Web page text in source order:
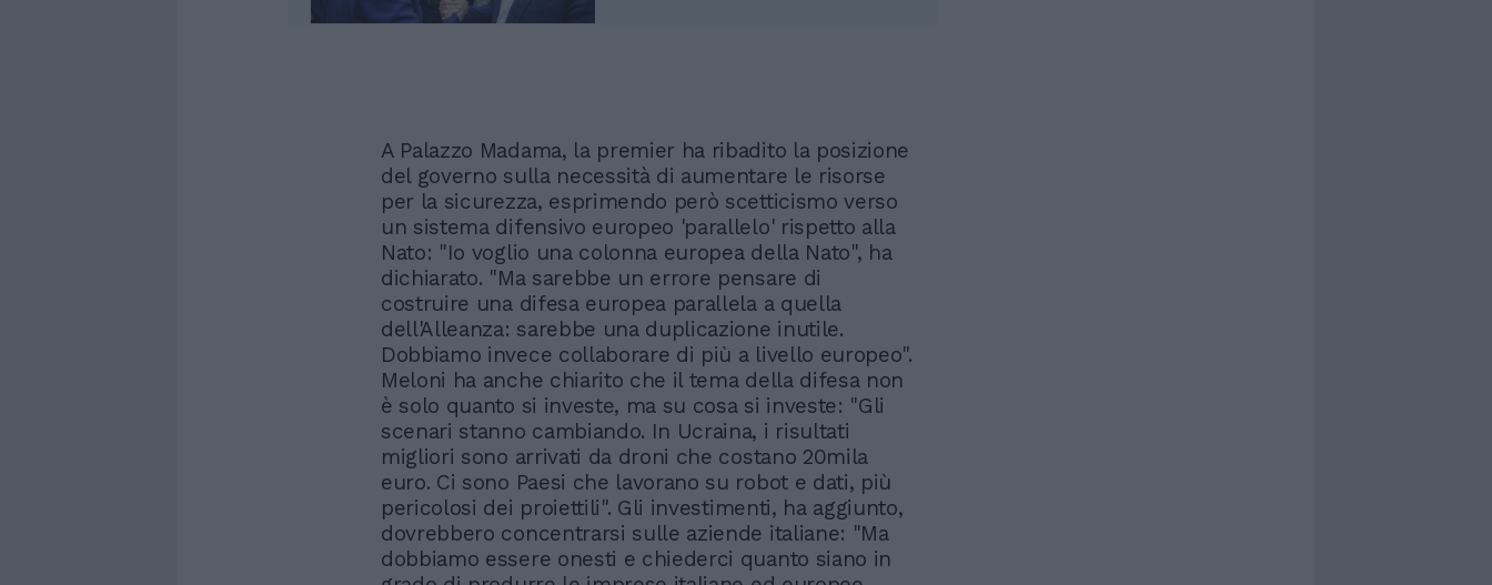
A Palazzo Madama, la premier ha ribadito la posizione
del governo sulla necessità di aumentare le risorse
per la sicurezza, esprimendo però scetticismo verso
un sistema difensivo europeo 'parallelo' rispetto alla
Nato: "Io voglio una colonna europea della Nato", ha
dichiarato. "Ma sarebbe un errore pensare di
costruire una difesa europea parallela a quella
dell'Alleanza: sarebbe una duplicazione inutile.
Dobbiamo invece collaborare di più a livello europeo".
Meloni ha anche chiarito che il tema della difesa non
è solo quanto si investe, ma su cosa si investe: "Gli
scenari stanno cambiando. In Ucraina, i risultati
migliori sono arrivati da droni che costano 20mila
euro. Ci sono Paesi che lavorano su robot e dati, più
pericolosi dei proiettili". Gli investimenti, ha aggiunto,
dovrebbero concentrarsi sulle aziende italiane: "Ma
dobbiamo essere onesti e chiederci quanto siano in